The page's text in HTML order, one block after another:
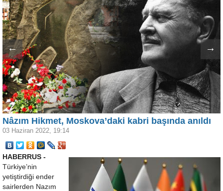
← →
Nâzım Hikmet, Moskova’daki kabri başında anıldı
03 Haziran 2022, 19:14
HABERRUS -
Türkiye’nin
yetiştirdiği ender
sairlerden Nazım